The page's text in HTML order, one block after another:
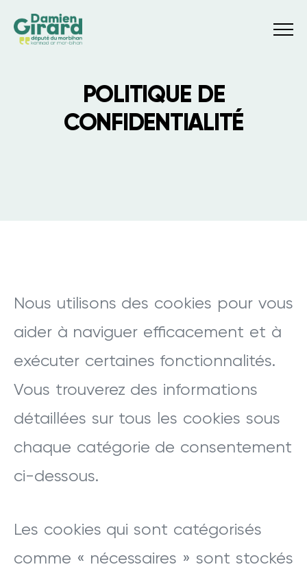
POLITIQUE DE
CONFIDENTIALITÉ
Nous utilisons des cookies pour vous
aider à naviguer efficacement et à
exécuter certaines fonctionnalités.
Vous trouverez des informations
détaillées sur tous les cookies sous
chaque catégorie de consentement
ci-dessous.
Les cookies qui sont catégorisés
comme « nécessaires » sont stockés